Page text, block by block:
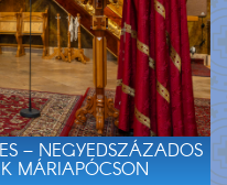
– NEGYEDSZÁZADOS
MÁRIAPÓCSON